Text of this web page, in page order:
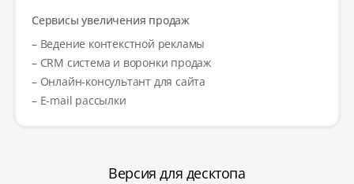
Сервисы увеличения продаж
– Ведение контекстной рекламы
– CRM система и воронки продаж
– Онлайн-консультант для сайта
– E-mail рассылки
Версия для десктопа